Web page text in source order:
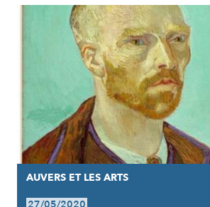
AUVERS ET LES ARTS